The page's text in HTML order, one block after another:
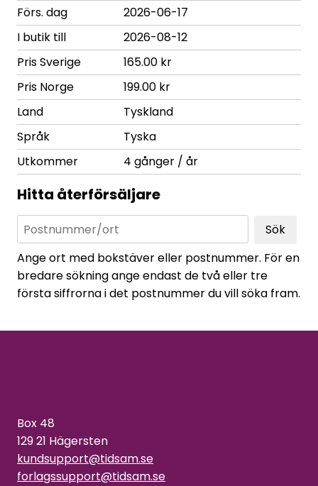
Förs. dag
2026-06-17
I butik till
2026-08-12
Pris Sverige
165.00 kr
Pris Norge
199.00 kr
Land
Tyskland
Språk
Tyska
Utkommer
4 gånger / år
Hitta återförsäljare
Sök
Ange ort med bokstäver eller postnummer. För en
bredare sökning ange endast de två eller tre
första siffrorna i det postnummer du vill söka fram.
Box 48
129 21 Hägersten
kundsupport@tidsam.se
forlagssupport@tidsam.se